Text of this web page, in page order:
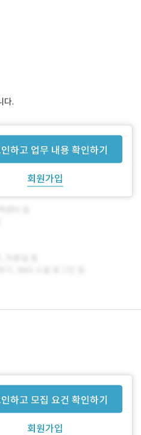
하고 업무 내용 확인하기
회원가입
다.
하고 모집 요건 확인하기
회원가입